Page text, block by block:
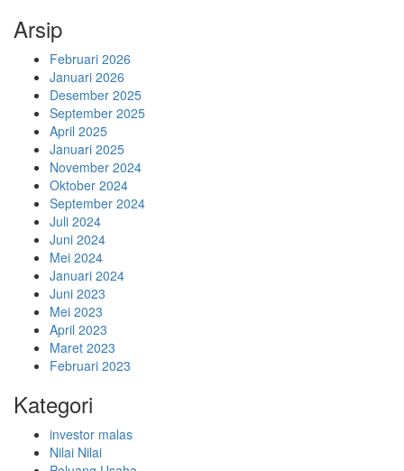
Arsip
Februari 2026
Januari 2026
Desember 2025
September 2025
April 2025
Januari 2025
November 2024
Oktober 2024
September 2024
Juli 2024
Juni 2024
Mei 2024
Januari 2024
Juni 2023
Mei 2023
April 2023
Maret 2023
Februari 2023
Kategori
investor malas
Nilai Nilai